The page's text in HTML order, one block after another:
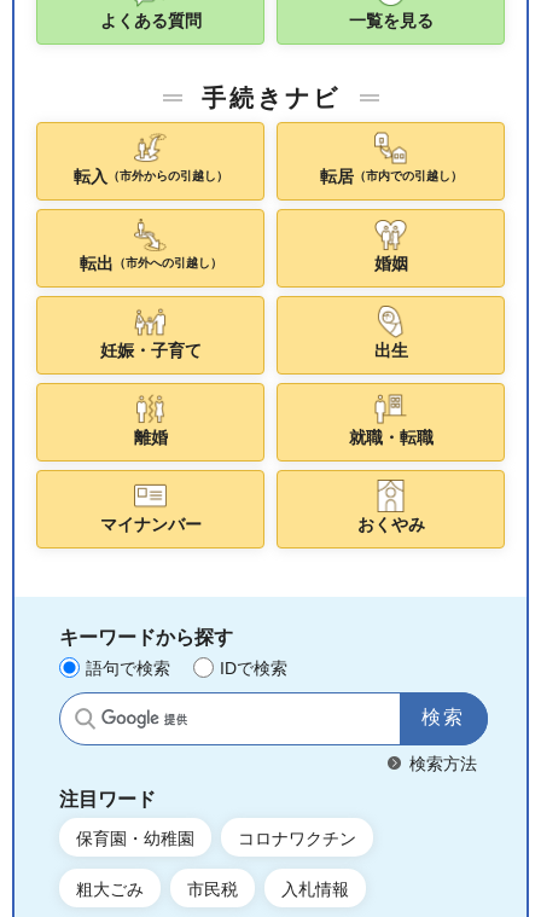
よくある質問 一覧を見る
手続きナビ
転入 （市外からの引越し） 転居（市内での引越し）
転出 （市外への引越し） 婚姻
妊娠・子育て 出生
離婚 就職・転職
マイナンバー おくやみ
キーワードから探す
語句で検索 IDで検索
サイト内検索
検索方法
注目ワード
保育園・幼稚園 コロナワクチン
粗大ごみ 市民税 入札情報